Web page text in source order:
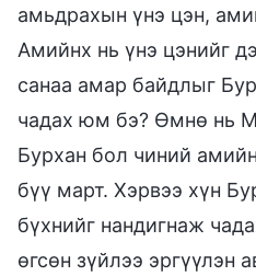
амьдрахын үнэ цэн,
Амийнх нь үнэ цэнийг
санаа амар байдлыг
чадах юм бэ? Өмнө нь
Бурхан бол чиний
бүү март. Хэрвээ хүн
бүхнийг нандигнаж
өгсөн зүйлээ эргүүлэн